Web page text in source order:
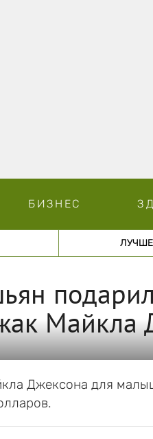
БИЗНЕС
Майкла
Джексона для